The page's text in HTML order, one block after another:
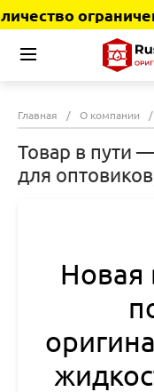
ограничено!
Главная / О компании /
Товар в пути
для
Новая